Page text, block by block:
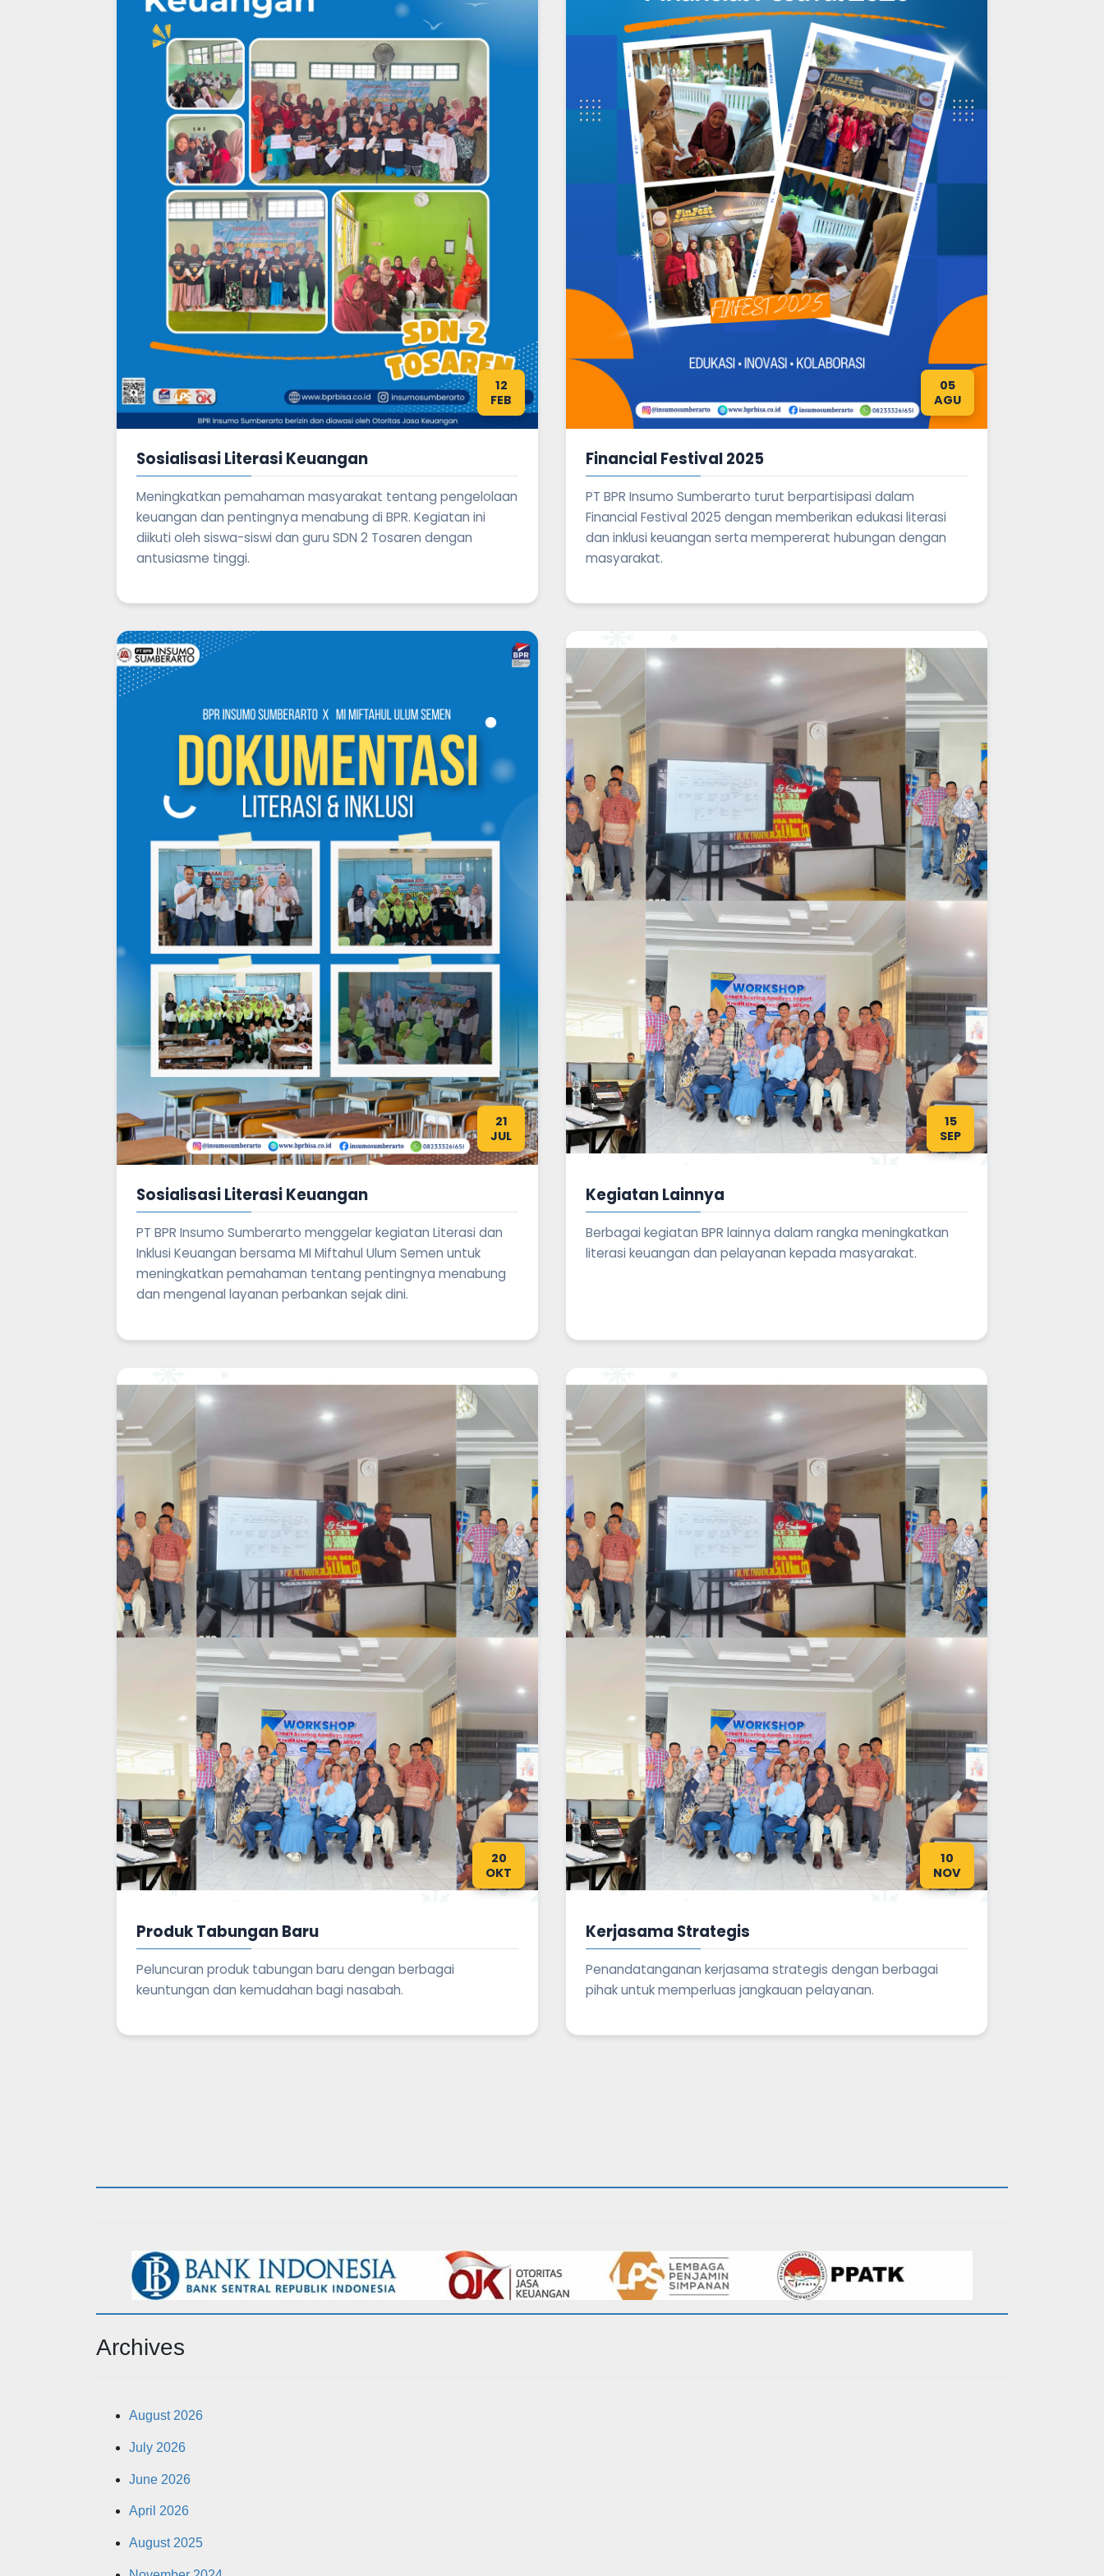
12
FEB
Sosialisasi Literasi Keuangan
Meningkatkan pemahaman masyarakat tentang pengelolaan
keuangan dan pentingnya menabung di BPR. Kegiatan ini
diikuti oleh siswa-siswi dan guru SDN 2 Tosaren dengan
antusiasme tinggi.
05
AGU
Financial Festival 2025
PT BPR Insumo Sumberarto turut berpartisipasi dalam
Financial Festival 2025 dengan memberikan edukasi literasi
dan inklusi keuangan serta mempererat hubungan dengan
masyarakat.
21
JUL
Sosialisasi Literasi Keuangan
PT BPR Insumo Sumberarto menggelar kegiatan Literasi dan
Inklusi Keuangan bersama MI Miftahul Ulum Semen untuk
meningkatkan pemahaman tentang pentingnya menabung
dan mengenal layanan perbankan sejak dini.
15
SEP
Kegiatan Lainnya
Berbagai kegiatan BPR lainnya dalam rangka meningkatkan
literasi keuangan dan pelayanan kepada masyarakat.
20
OKT
Produk Tabungan Baru
Peluncuran produk tabungan baru dengan berbagai
keuntungan dan kemudahan bagi nasabah.
10
NOV
Kerjasama Strategis
Penandatanganan kerjasama strategis dengan berbagai
pihak untuk memperluas jangkauan pelayanan.
Archives
August 2026
July 2026
June 2026
April 2026
August 2025